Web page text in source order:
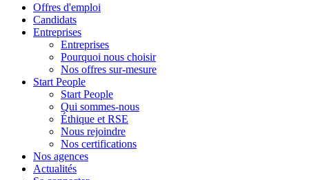
Offres d'emploi
Candidats
Entreprises
Entreprises
Pourquoi nous choisir
Nos offres sur-mesure
Start People
Start People
Qui sommes-nous
Éthique et RSE
Nous rejoindre
Nos certifications
Nos agences
Actualités